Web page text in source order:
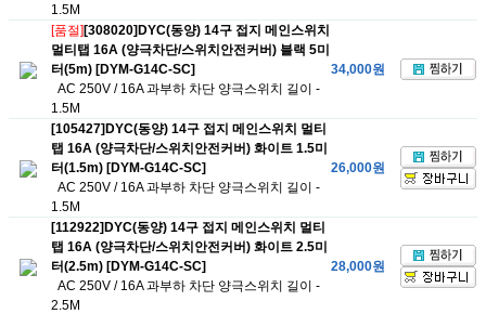
1.5M
[품절] [308020]DYC(동양) 14구 접지 메인스위치
멀티탭 16A (양극차단/스위치안전커버) 블랙 5미
터(5m) [DYM-G14C-SC]
AC 250V / 16A 과부하 차단 양극스위치 길이 -
1.5M
34,000원
[105427]DYC(동양) 14구 접지 메인스위치 멀티
탭 16A (양극차단/스위치안전커버) 화이트 1.5미
터(1.5m) [DYM-G14C-SC]
AC 250V / 16A 과부하 차단 양극스위치 길이 -
1.5M
26,000원
[112922]DYC(동양) 14구 접지 메인스위치 멀티
탭 16A (양극차단/스위치안전커버) 화이트 2.5미
터(2.5m) [DYM-G14C-SC]
AC 250V / 16A 과부하 차단 양극스위치 길이 -
2.5M
28,000원